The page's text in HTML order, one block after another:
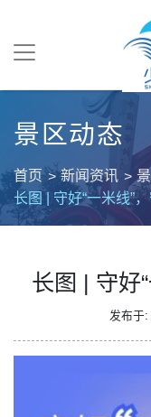
景区动态
首页 新闻资讯
长图 | 守好“一米线”
长图 | 守好
发布于: